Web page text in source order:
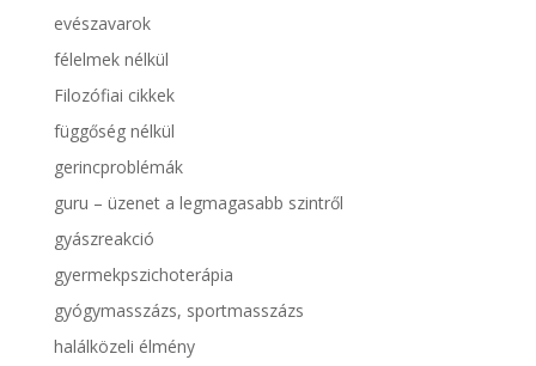
evészavarok
félelmek nélkül
Filozófiai cikkek
függőség nélkül
gerincproblémák
guru – üzenet a legmagasabb szintről
gyászreakció
gyermekpszichoterápia
gyógymasszázs, sportmasszázs
halálközeli élmény